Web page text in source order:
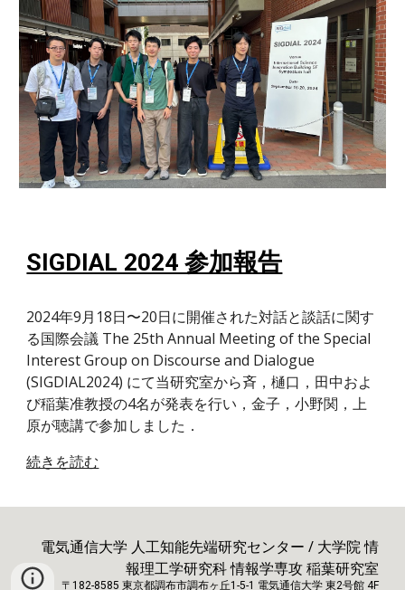
SIGDIAL 2024 参加報告
2024年9月18日〜20日に開催された対話と談話に関す
る国際会議 The 25th Annual Meeting of the Special
Interest Group on Discourse and Dialogue
(SIGDIAL2024) にて当研究室から斉，樋口，田中およ
び稲葉准教授の4名が発表を行い，金子，小野関，上
原が聴講で参加しました．
続きを読む
電気通信大学 人工知能先端研究センター / 大学院 情
報理工学研究科 情報学専攻 稲葉研究室
〒182-8585 東京都調布市調布ヶ丘1-5-1 電気通信大学 東2号館 4F